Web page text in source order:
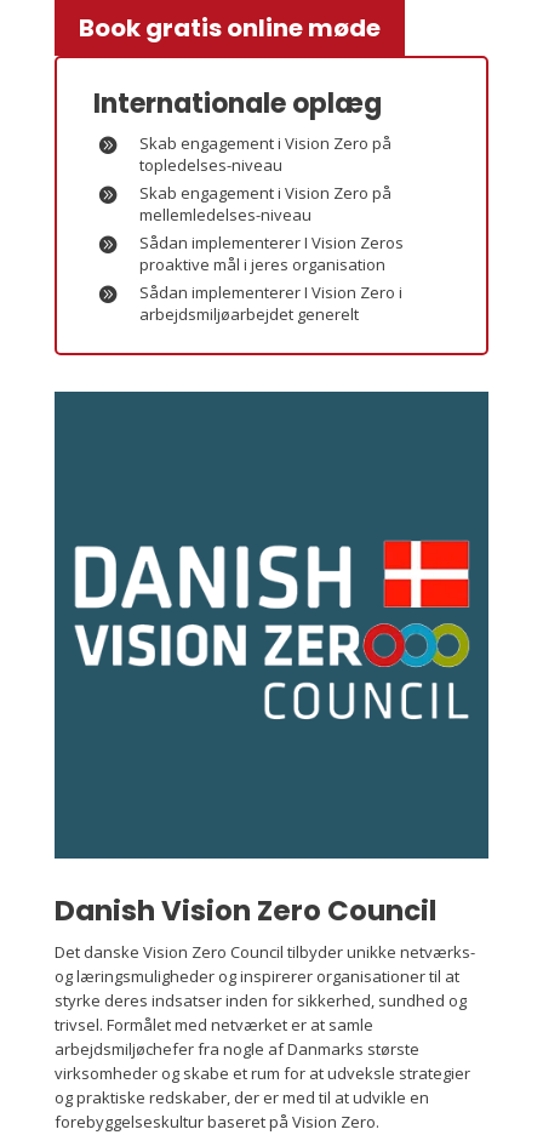
Book gratis online møde
Internationale oplæg
Skab engagement i Vision Zero på
topledelses-niveau
Skab engagement i Vision Zero på
mellemledelses-niveau
Sådan implementerer I Vision Zeros
proaktive mål i jeres organisation
Sådan implementerer I Vision Zero i
arbejdsmiljøarbejdet generelt
Danish Vision Zero Council
Det danske Vision Zero Council tilbyder unikke netværks-
og læringsmuligheder og inspirerer organisationer til at
styrke deres indsatser inden for sikkerhed, sundhed og
trivsel. Formålet med netværket er at samle
arbejdsmiljøchefer fra nogle af Danmarks største
virksomheder og skabe et rum for at udveksle strategier
og praktiske redskaber, der er med til at udvikle en
forebyggelseskultur baseret på Vision Zero.